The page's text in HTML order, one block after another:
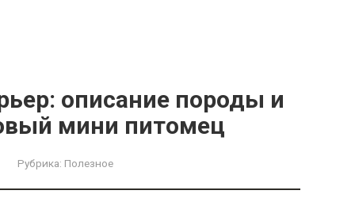
описание породы и
мини питомец
Рубрика: Полезное